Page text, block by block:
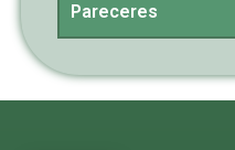
Pareceres